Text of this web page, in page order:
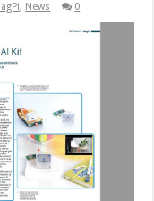
, News 0